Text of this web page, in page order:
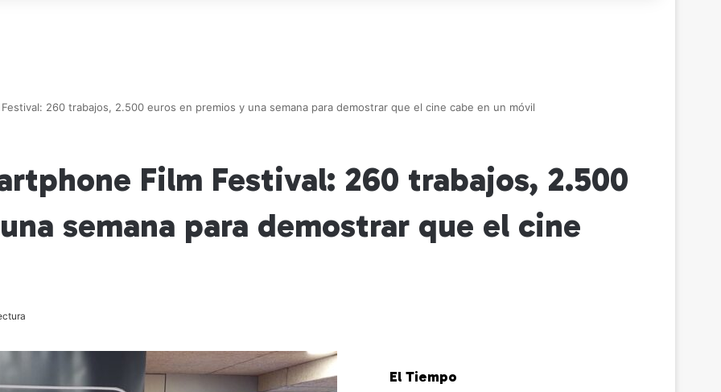
260 trabajos, 2.500 euros en premios y una semana para demostrar que el cine cabe en un móvil
Film Festival: 260 trabajos, 2.500
semana para demostrar que el cine
El Tiempo